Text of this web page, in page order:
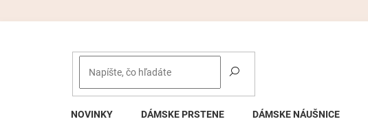
NOVINKY DÁMSKE PRSTENE DÁMSKE NÁUŠNICE